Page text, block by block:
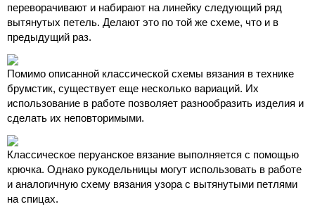
переворачивают и набирают на линейку следующий ряд
вытянутых петель. Делают это по той же схеме, что и в
предыдущий раз.
Помимо описанной классической схемы вязания в технике
брумстик, существует еще несколько вариаций. Их
использование в работе позволяет разнообразить изделия и
сделать их неповторимыми.
Классическое перуанское вязание выполняется с помощью
крючка. Однако рукодельницы могут использовать в работе
и аналогичную схему вязания узора с вытянутыми петлями
на спицах.